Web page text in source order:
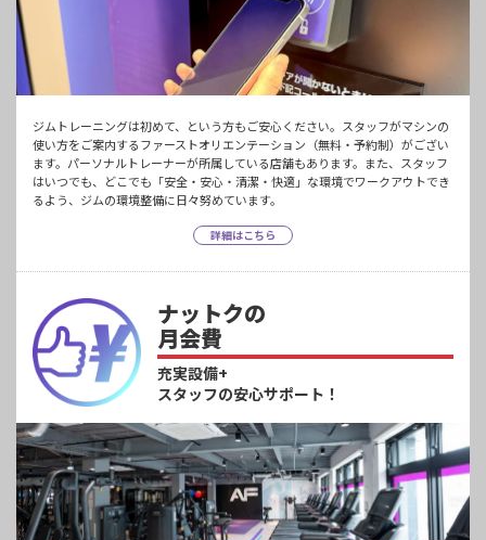
ジムトレーニングは初めて、という方もご安心ください。スタッフがマシンの
使い方をご案内するファーストオリエンテーション（無料・予約制）がござい
ます。パーソナルトレーナーが所属している店舗もあります。また、スタッフ
はいつでも、どこでも「安全・安心・清潔・快適」な環境でワークアウトでき
るよう、ジムの環境整備に日々努めています。
詳細はこちら
ナットクの
月会費
充実設備+
スタッフの安心サポート！